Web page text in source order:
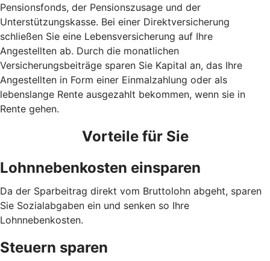
Pensionsfonds, der Pensionszusage und der
Unterstützungskasse. Bei einer Direktversicherung
schließen Sie eine Lebensversicherung auf Ihre
Angestellten ab. Durch die monatlichen
Versicherungsbeiträge sparen Sie Kapital an, das Ihre
Angestellten in Form einer Einmalzahlung oder als
lebenslange Rente ausgezahlt bekommen, wenn sie in
Rente gehen.
Vorteile für Sie
Lohnnebenkosten einsparen
Da der Sparbeitrag direkt vom Bruttolohn abgeht, sparen
Sie Sozialabgaben ein und senken so Ihre
Lohnnebenkosten.
Steuern sparen